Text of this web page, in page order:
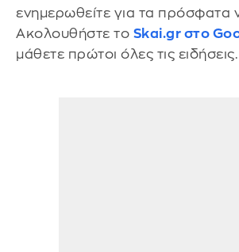
ενημερωθείτε για τα πρόσφατα
Ακολουθήστε το Skai.gr στο
μάθετε πρώτοι όλες τις ειδήσεις.